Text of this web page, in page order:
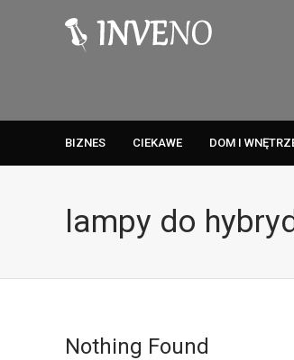
BIZNES CIEKAWE DOM I
lampy do hybryd
Nothing Found